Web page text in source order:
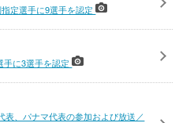
定選手に9選手を認定
手に3選手を認定
表、パナマ代表の参加および放送／